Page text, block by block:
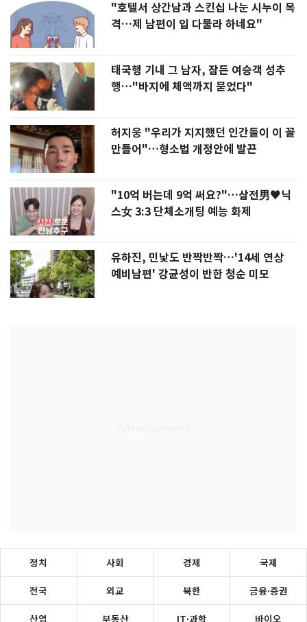
"호텔서 상간남과 스킨십 나눈 시누이 목
격…제 남편이 입 다물라 하네요"
태국행 기내 그 남자, 잠든 여승객 성추
행…"바지에 체액까지 묻었다"
허지웅 "우리가 지지했던 인간들이 이 꼴
만들어"…형소법 개정안에 발끈
"10억 버는데 9억 써요?"…삼전男♥닉
스女 3:3 단체소개팅 예능 화제
유하진, 민낯도 반짝반짝…'14세 연상
예비남편' 강균성이 반한 청순 미모
정치 사회 경제 국제
전국 외교 북한 금융·증권
산업 부동산 IT·과학 바이오